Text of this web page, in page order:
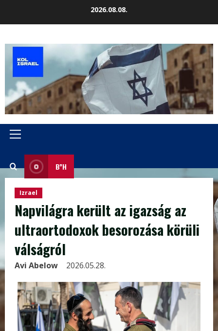
2026.08.08.
Primary
B”H
Izrael
Napvilágra került az igazság az
ultraortodoxok besorozása körüli
válságról
Avi Abelow 2026.05.28.